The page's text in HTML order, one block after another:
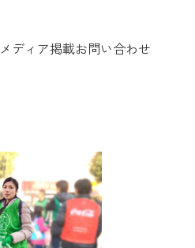
メディア掲載お問い合わせ